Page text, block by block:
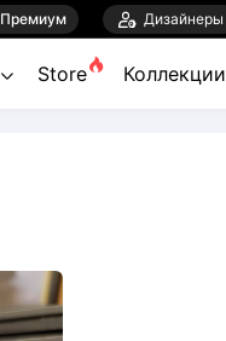
Премиум  Дизайнеры
 Store Коллекции